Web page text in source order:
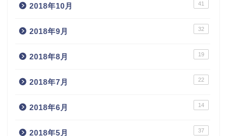
2018年10月 41
2018年9月 32
2018年8月 19
2018年7月 22
2018年6月 14
2018年5月 37